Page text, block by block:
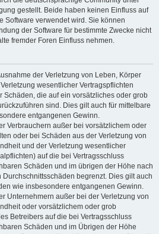
gestellt. Beide haben keinen Einfluss auf
Software verwendet wird. Sie können
der Software für bestimmte Zwecke nicht
fremder Foren Einfluss nehmen.
der Verletzung von Leben, Körper
wesentlicher Vertragspflichten
Schäden, die auf ein vorsätzliches oder grob
sind. Dies gilt auch für mittelbare
entgangenen Gewinn.
Verbrauchern außer bei vorsätzlichem oder
oder bei Schäden aus der Verletzung von
und der Verletzung wesentlicher
auf die bei Vertragsschluss
Schäden und im übrigen der Höhe nach
begrenzt. Dies gilt auch
wie insbesondere entgangenen Gewinn.
Unternehmern außer bei der Verletzung von
oder vorsätzlichem oder grob
Betreibers auf die bei Vertragsschluss
Schäden und im Übrigen der Höhe